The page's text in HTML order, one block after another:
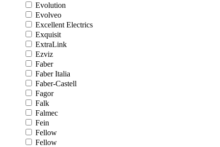
Evolution
Evolveo
Excellent Electrics
Exquisit
ExtraLink
Ezviz
Faber
Faber Italia
Faber-Castell
Fagor
Falk
Falmec
Fein
Fellow
Fellow